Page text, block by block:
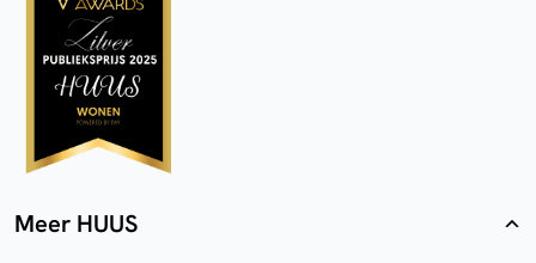
Meer HUUS